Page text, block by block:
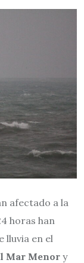
afectado a la
horas han
lluvia en el
Mar Menory